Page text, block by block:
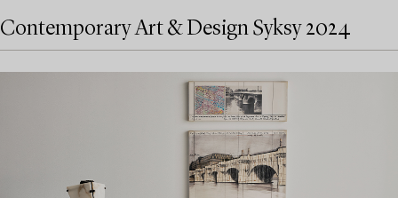
Contemporary Art & Design Syksy 2024